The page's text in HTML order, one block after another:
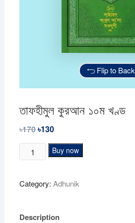
Flip to Back
তাফহীমুল কুরআন ১০ম খণ্ড
৳170Original
was:
৳170.
৳130Current
is:
৳130.
তাফহীমুল
কুরআন
খণ্ড
Buy now
Category: Adhunik
Description